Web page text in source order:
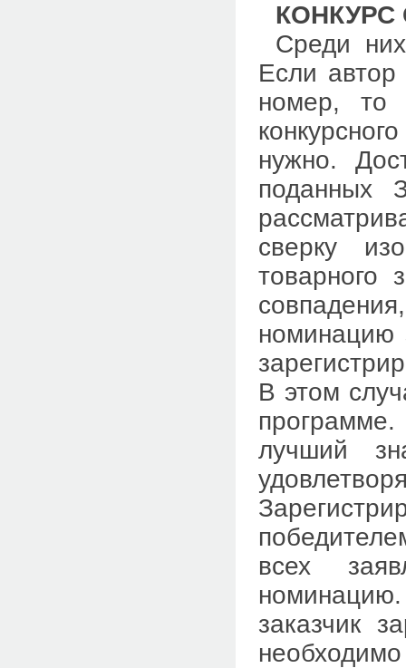
Среди
Если автор
номер, то
нужно.
поданных
сверку
товарного
номинацию
В этом
программе.
лучший
всех
заказчик